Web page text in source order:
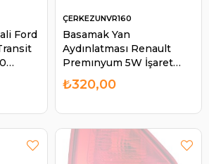
Ford
Basamak Yan
Aydınlatması Renault
Premınyum 5W İşaret
Lambası Sağ-sol Duysuz
(Renault PREMIU1
ÇERKEZUNVR160
₺320,00